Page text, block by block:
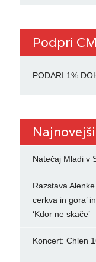
Podpri
PODARI 1%
Natečaj Mladi v
Razstava
cerkva in gora’
‘Kdor ne skače’
Koncert: Chlen